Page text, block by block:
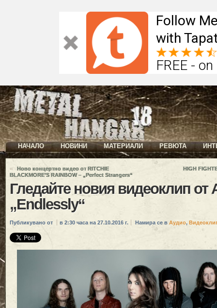
Follow
with
FREE -
НАЧАЛО НОВИНИ МАТЕРИАЛИ РЕВЮТА
«
Ново концертно видео от RITCHIE
BLACKMORE’S RAINBOW – „Perfect Strangers“
HIGH
Гледайте новия видеоклип от
„Endlessly“
Публикувано от в 2:30 часа на 27.10.2016 г. Намира се в Аудио,